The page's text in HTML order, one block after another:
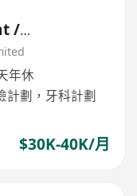
/
年休
計劃，牙科計劃
$30K-40K/月